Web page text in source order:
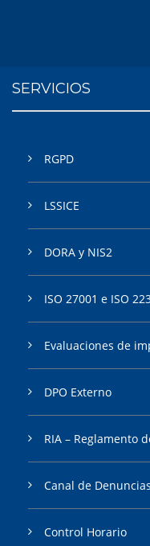
SERVICIOS
RGPD
LSSICE
DORA y NIS2
ISO 27001 e ISO
Evaluaciones de
DPO Externo
RIA – Reglamento
Canal de Denuncias
Control Horario